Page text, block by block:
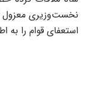
نخست‌وزیری معزول
استعفای قوام را به